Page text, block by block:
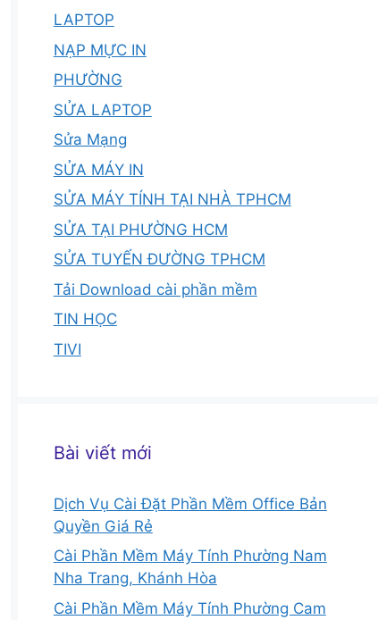
LAPTOP
NẠP MỰC IN
PHƯỜNG
SỬA LAPTOP
Sửa Mạng
SỬA MÁY IN
SỬA MÁY TÍNH TẠI NHÀ TPHCM
SỬA TẠI PHƯỜNG HCM
SỬA TUYẾN ĐƯỜNG TPHCM
Tải Download cài phần mềm
TIN HỌC
TIVI
Bài viết mới
Dịch Vụ Cài Đặt Phần Mềm Office Bản
Quyền Giá Rẻ
Cài Phần Mềm Máy Tính Phường Nam
Nha Trang, Khánh Hòa
Cài Phần Mềm Máy Tính Phường Cam